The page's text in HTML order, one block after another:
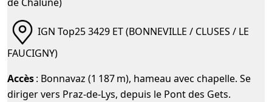
de Chalune)
IGN Top25 3429 ET (BONNEVILLE / CLUSES / LE
FAUCIGNY)
Accès: Bonnavaz (1 187 m), hameau avec chapelle. Se
diriger vers Praz-de-Lys, depuis le Pont des Gets.